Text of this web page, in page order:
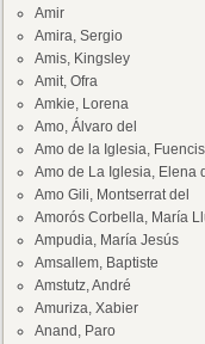
Amir
Amira, Sergio
Amis, Kingsley
Amit, Ofra
Amkie, Lorena
Amo, Álvaro del
Amo de la Iglesia,
Amo de La Iglesia, Elena
Amo Gili, Montserrat del
Amorós Corbella, María
Ampudia, María Jesús
Amsallem, Baptiste
Amstutz, André
Amuriza, Xabier
Anand, Paro